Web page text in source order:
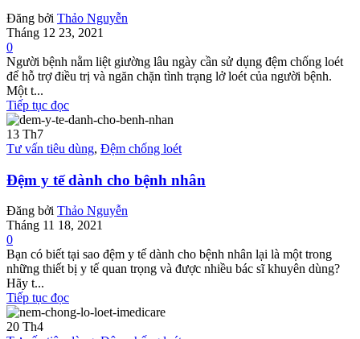
Đăng bởi Thảo Nguyễn
Tháng 12 23, 2021
0
Người bệnh nằm liệt giường lâu ngày cần sử dụng đệm chống loét
để hỗ trợ điều trị và ngăn chặn tình trạng lở loét của người bệnh.
Một t...
Tiếp tục đọc
13 Th7
Tư vấn tiêu dùng, Đệm chống loét
Đệm y tế dành cho bệnh nhân
Đăng bởi Thảo Nguyễn
Tháng 11 18, 2021
0
Bạn có biết tại sao đệm y tế dành cho bệnh nhân lại là một trong
những thiết bị y tế quan trọng và được nhiều bác sĩ khuyên dùng?
Hãy t...
Tiếp tục đọc
20 Th4